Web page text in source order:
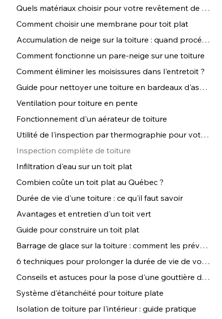
Quels matériaux choisir pour votre revêtement de toiture ? | Conseils de Couvreurs
Comment choisir une membrane pour toit plat
Accumulation de neige sur la toiture : quand procéder au déneigement
Comment fonctionne un pare-neige sur une toiture
Comment éliminer les moisissures dans l'entretoit ?
Guide pour nettoyer une toiture en bardeaux d'asphalte
Ventilation pour toiture en pente
Fonctionnement d'un aérateur de toiture
Utilité de l'inspection par thermographie pour votre toiture
Inspection complète de toiture
Infiltration d'eau sur un toit plat
Combien coûte un toit plat au Québec ?
Durée de vie d'une toiture : ce qu'il faut savoir
Avantages et entretien d'un toit vert
Guide pour construire un toit plat
Barrage de glace sur la toiture : comment les prévenir ?
6 techniques pour prolonger la durée de vie de votre toiture
Conseils et astuces pour la pose d'une gouttière de toit
Système d'étanchéité pour toiture plate
Isolation de toiture par l'intérieur : guide pratique